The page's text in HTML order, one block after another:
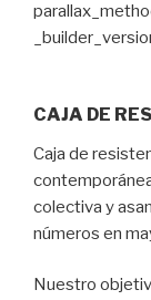
CAJA DE
Caja de
colectiva y
números en
Nuestro